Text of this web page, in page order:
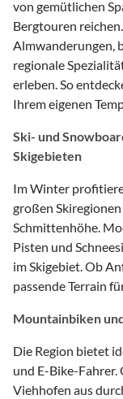
von gemütlichen
Bergtouren
Almwanderungen,
regionale
erleben. So
Ihrem eigenen
Ski- und
Skigebieten
Im Winter
großen
Schmittenhöhe.
Pisten und
im Skigebiet. Ob
passende Terrain
Mountainbiken
Die Region bietet
und E-Bike-
Viehhofen aus